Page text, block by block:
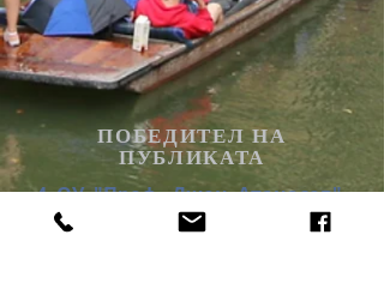
ПОБЕДИТЕЛ НА
ПУБЛИКАТА
4 ОУ "Проф. Джон Атанасов",
гр. София